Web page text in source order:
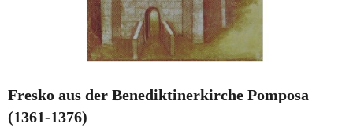
Fresko aus der Benediktinerkirche Pomposa
(1361-1376)